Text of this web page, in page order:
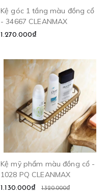
Kệ góc 1 tầng màu đồng cổ
- 34667 CLEANMAX
1.270.000₫
Kệ mỹ phẩm màu đồng cổ -
1028 PQ CLEANMAX
1.130.000₫ 1.320.000₫